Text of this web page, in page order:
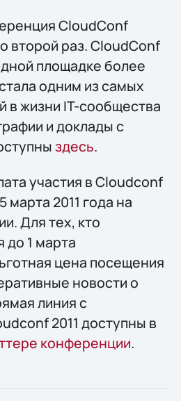
CloudConf
второй раз. CloudConf
площадке более
одним из самых
в жизни IT-сообщества
и доклады с
здесь.
участия в Cloudconf
марта 2011 года на
Для тех, кто
до 1 марта
цена посещения
новости о
линия с
2011 доступны в
конференции.